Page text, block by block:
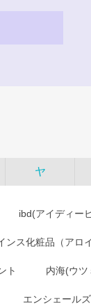
ヤ
ibd(アイディー
ンス化粧品（アロ
ト 内海(ウツ
エンシェールズ